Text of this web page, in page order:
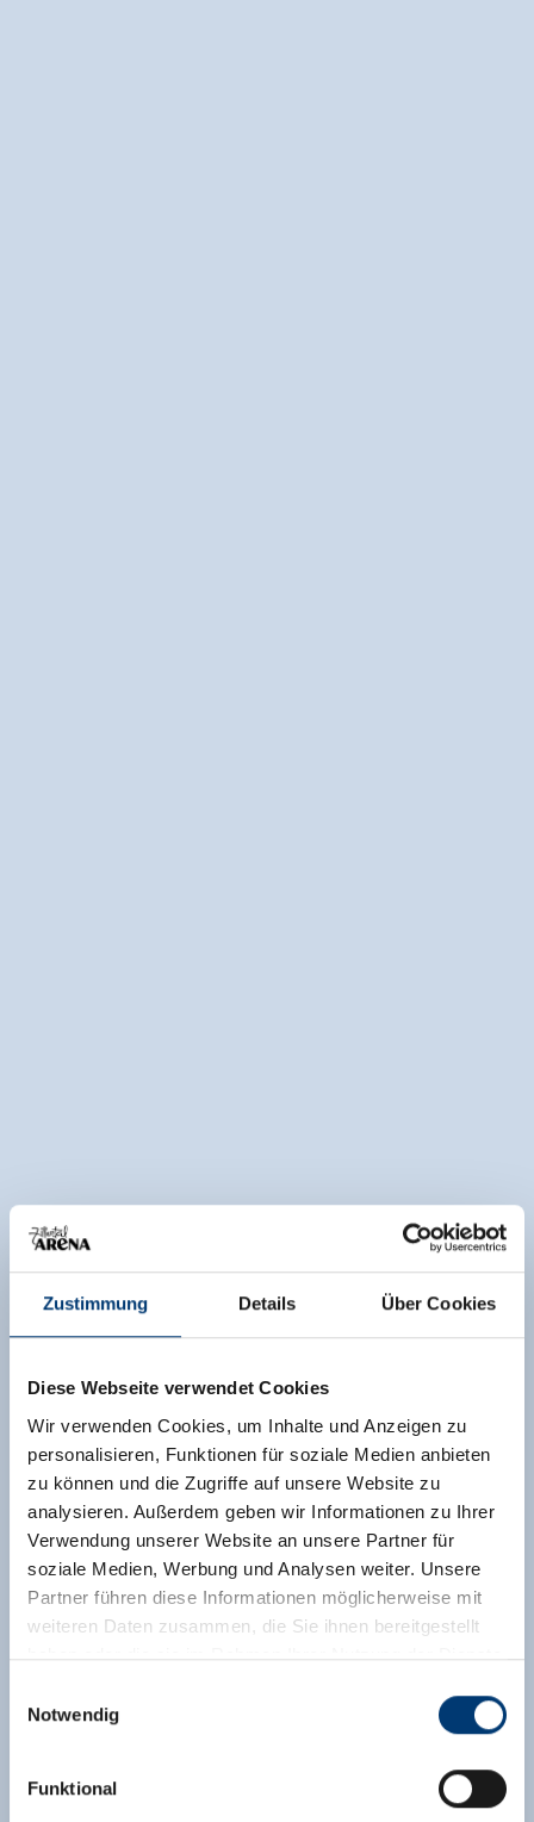
Zustimmung Details Über Cookies
Diese Webseite verwendet Cookies
Wir verwenden Cookies, um Inhalte und Anzeigen zu
personalisieren, Funktionen für soziale Medien anbieten
zu können und die Zugriffe auf unsere Website zu
analysieren. Außerdem geben wir Informationen zu Ihrer
Verwendung unserer Website an unsere Partner für
soziale Medien, Werbung und Analysen weiter. Unsere
Partner führen diese Informationen möglicherweise mit
weiteren Daten zusammen, die Sie ihnen bereitgestellt
haben oder die sie im Rahmen Ihrer Nutzung der Dienste
Rohr 23// A-6280 Zell am Ziller
Notwendig
Funktional